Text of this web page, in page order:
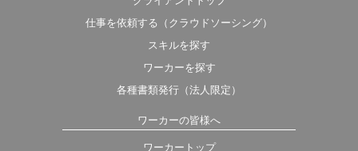
仕事を依頼する（クラウドソーシング）
スキルを探す
ワーカーを探す
各種書類発行（法人限定）
ワーカーの皆様へ
ワーカートップ